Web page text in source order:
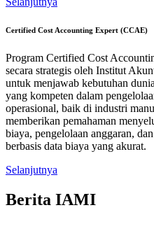
Certified Cost Accounting Expert (CCAE)
Program Certified Cost
secara strategis oleh Institut
untuk menjawab kebutuhan
yang kompeten dalam
operasional, baik di industri
memberikan pemahaman
biaya, pengelolaan anggaran,
berbasis data biaya yang akurat.
Selanjutnya
Berita IAMI